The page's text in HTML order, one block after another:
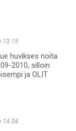
13.15
huvikses noita
2010, silloin
ja OLIT
14.34